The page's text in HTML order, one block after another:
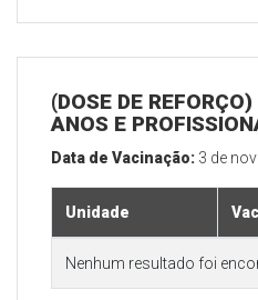
(DOSE DE
ANOS E
Data de Vacinação: 3 de
Unidade
Nenhum resultado foi